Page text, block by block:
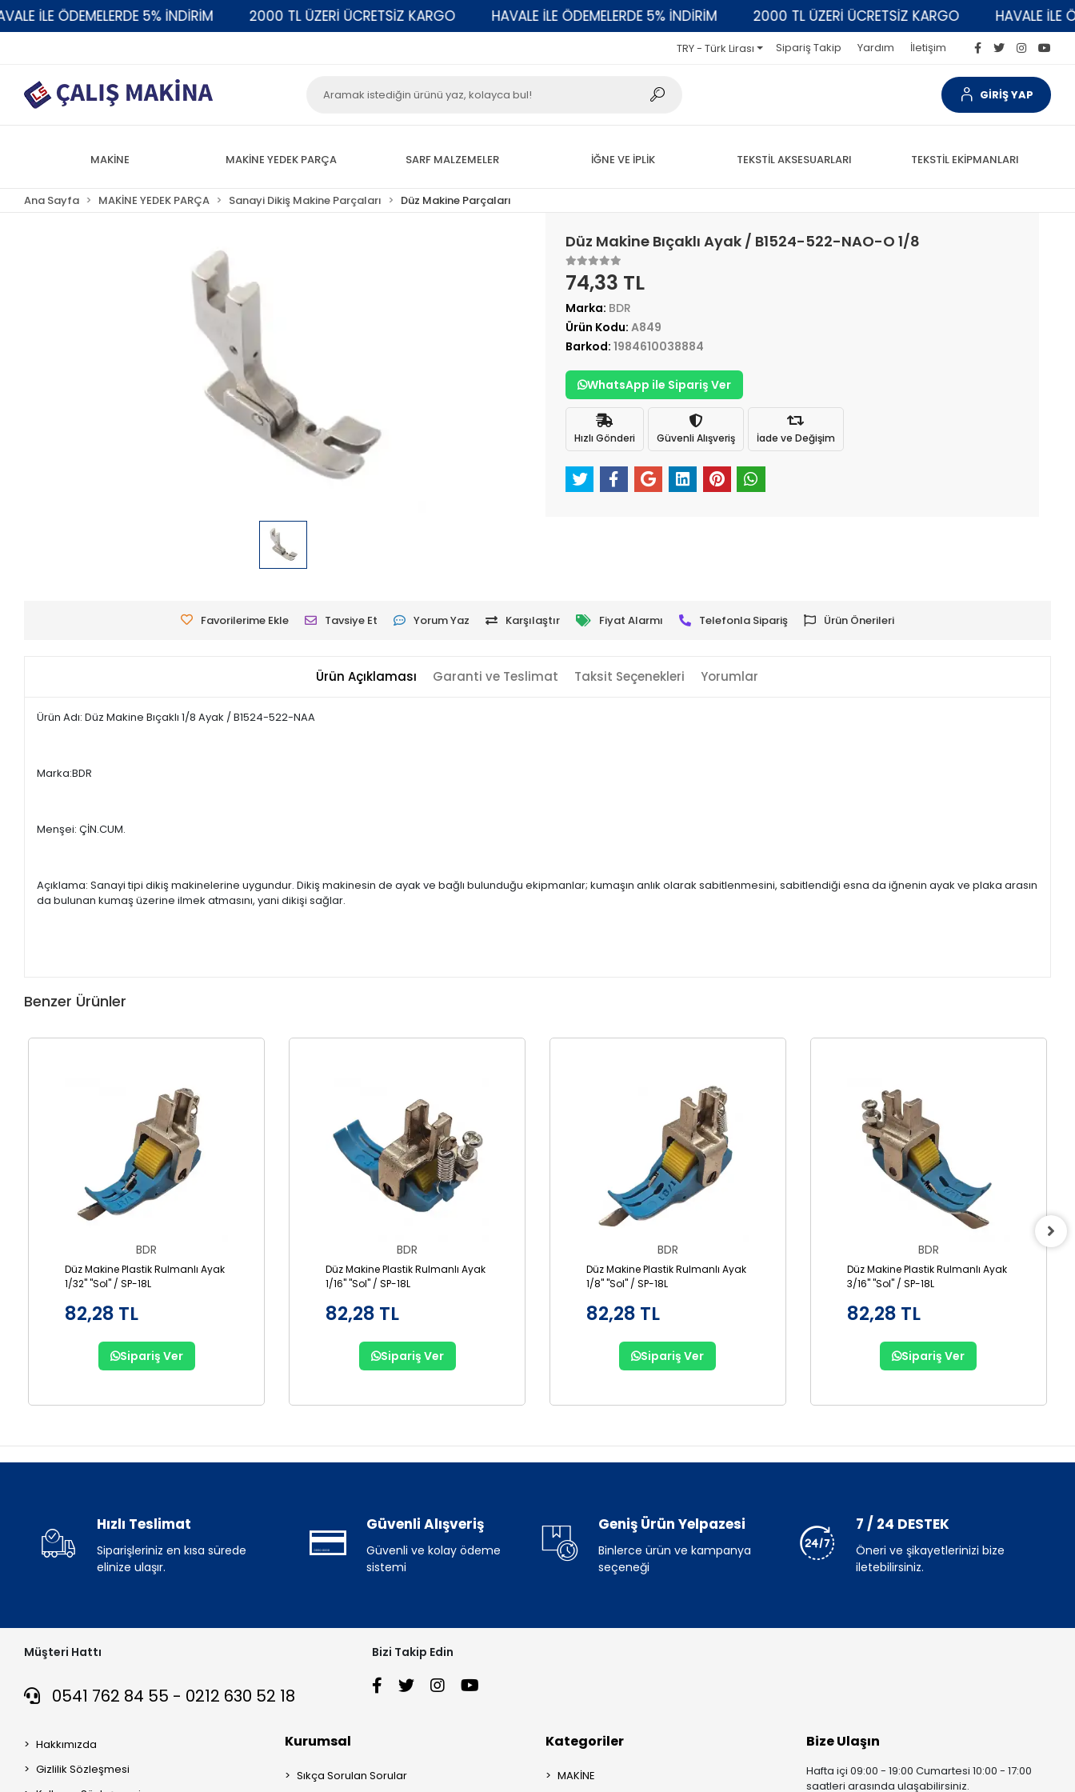
İLE ÖDEMELERDE 5% İNDİRİM 2000 TL ÜZERİ ÜCRETSİZ KARGO HAVALE İLE ÖDEMELERDE 5% İNDİRİM 2000 TL ÜZERİ ÜCRETSİZ KARGO HAVALE İLE
TRY - Türk Lirası Sipariş Takip Yardım İletişim
GİRİŞ YAP
MAKİNE MAKİNE YEDEK PARÇA SARF MALZEMELER İĞNE VE İPLİK TEKSTİL AKSESUARLARI TEKSTİL EKİPMANLARI
Ana Sayfa MAKİNE YEDEK PARÇA Sanayi Dikiş Makine Parçaları Düz Makine Parçaları
Düz Makine Bıçaklı Ayak / B1524-522-NAO-O 1/8
74,33 TL
Marka: BDR
Ürün Kodu: A849
Barkod: 1984610038884
WhatsApp ile Sipariş Ver
Hızlı Gönderi Güvenli Alışveriş İade ve Değişim
Favorilerime Ekle Tavsiye Et Yorum Yaz Karşılaştır Fiyat Alarmı Telefonla Sipariş Ürün Önerileri
Ürün Açıklaması Garanti ve Teslimat Taksit Seçenekleri Yorumlar
Ürün Adı: Düz Makine Bıçaklı 1/8 Ayak / B1524-522-NAA
Marka:BDR
Menşei: ÇİN.CUM.
Açıklama: Sanayi tipi dikiş makinelerine uygundur. Dikiş makinesin de ayak ve bağlı bulunduğu ekipmanlar; kumaşın anlık olarak sabitlenmesini, sabitlendiği esna da iğnenin ayak ve plaka arasın
da bulunan kumaş üzerine ilmek atmasını, yani dikişi sağlar.
Benzer Ürünler
BDR
Düz Makine Plastik Rulmanlı Ayak
1/32" "Sol" / SP-18L
82,28 TL
Sipariş Ver
BDR
Düz Makine Plastik Rulmanlı Ayak
1/16" "Sol" / SP-18L
82,28 TL
Sipariş Ver
BDR
Düz Makine Plastik Rulmanlı Ayak
1/8" "Sol" / SP-18L
82,28 TL
Sipariş Ver
BDR
Düz Makine Plastik Rulmanlı Ayak
3/16" "Sol" / SP-18L
82,28 TL
Sipariş Ver
Hızlı Teslimat
Siparişleriniz en kısa sürede
elinize ulaşır.
Güvenli Alışveriş
Güvenli ve kolay ödeme
sistemi
Geniş Ürün Yelpazesi
Binlerce ürün ve kampanya
seçeneği
7 / 24 DESTEK
Öneri ve şikayetlerinizi bize
iletebilirsiniz.
Müşteri Hattı
0541 762 84 55 - 0212 630 52 18
Bizi Takip Edin
Hakkımızda
Gizlilik Sözleşmesi
Kurumsal
Sıkça Sorulan Sorular
Kategoriler
MAKİNE
Bize Ulaşın
Hafta içi 09:00 - 19:00 Cumartesi 10:00 - 17:00
saatleri arasında ulaşabilirsiniz.